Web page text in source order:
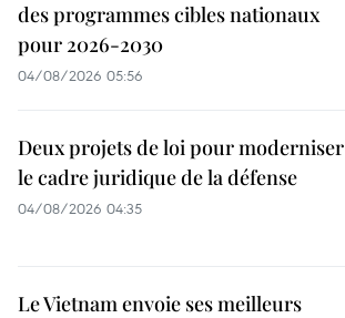
des programmes cibles nationaux
pour 2026-2030
04/08/2026 05:56
Deux projets de loi pour moderniser
le cadre juridique de la défense
04/08/2026 04:35
Le Vietnam envoie ses meilleurs